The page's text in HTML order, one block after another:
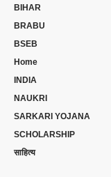
BIHAR
BRABU
BSEB
Home
INDIA
NAUKRI
SARKARI YOJANA
SCHOLARSHIP
साहित्य